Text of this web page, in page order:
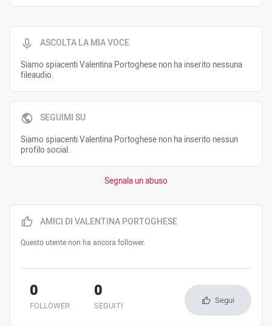
ASCOLTA LA MIA VOCE
Siamo spiacenti Valentina Portoghese non ha inserito nessuna
fileaudio.
SEGUIMI SU
Siamo spiacenti Valentina Portoghese non ha inserito nessun
profilo social.
Segnala un abuso
AMICI DI VALENTINA PORTOGHESE
Questo utente non ha ancora follower.
FOLLOWER
0
SEGUITI
0 Segui